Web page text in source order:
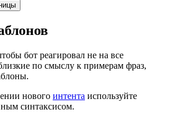
бот реагировал не на все
по смыслу к примерам фраз,
нового интента используйте
синтаксисом.